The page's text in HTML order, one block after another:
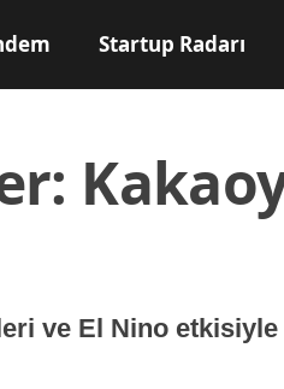
Startup Radarı
ve El Nino